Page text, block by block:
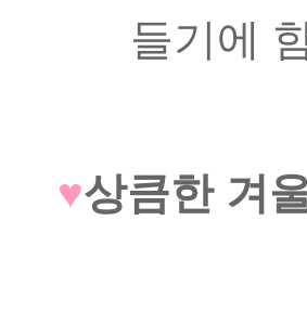
들기에
♥상큼한 겨